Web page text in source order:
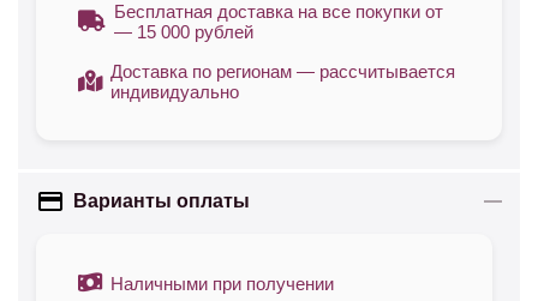
Бесплатная доставка на все покупки от
— 15 000 рублей
Доставка по регионам — рассчитывается
индивидуально
Варианты оплаты
Наличными при получении